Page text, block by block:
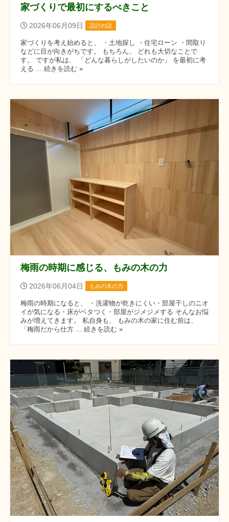
家づくりで最初にするべきこと
2026年06月09日 設計の話
家づくりを考え始めると、 ・土地探し ・住宅ローン ・間取り
などに目が向きがちです。 もちろん、 どれも大切なことで
す。 ですが私は、 「どんな暮らしがしたいのか」 を最初に考
える ... 続きを読む »
梅雨の時期に感じる、もみの木の力
2026年06月04日 もみの木の力
梅雨の時期になると、 ・洗濯物が乾きにくい・部屋干しのニオ
イが気になる・床がベタつく・部屋がジメジメする そんなお悩
みが増えてきます。 私自身も、 もみの木の家に住む前は、
「梅雨だから仕方 ... 続きを読む »